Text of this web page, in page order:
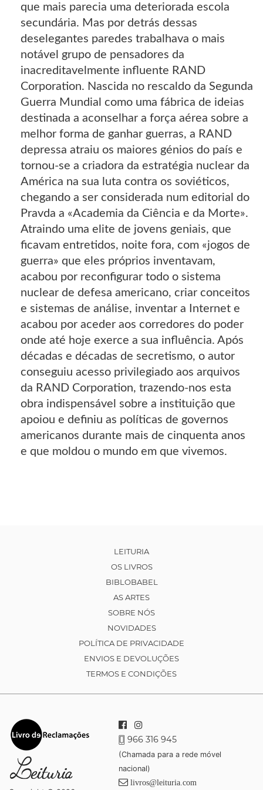
que mais parecia uma deteriorada escola
secundária. Mas por detrás dessas
deselegantes paredes trabalhava o mais
notável grupo de pensadores da
inacreditavelmente influente RAND
Corporation. Nascida no rescaldo da Segunda
Guerra Mundial como uma fábrica de ideias
destinada a aconselhar a força aérea sobre a
melhor forma de ganhar guerras, a RAND
depressa atraiu os maiores génios do país e
tornou-se a criadora da estratégia nuclear da
América na sua luta contra os soviéticos,
chegando a ser considerada num editorial do
Pravda a «Academia da Ciência e da Morte».
Atraindo uma elite de jovens geniais, que
ficavam entretidos, noite fora, com «jogos de
guerra» que eles próprios inventavam,
acabou por reconfigurar todo o sistema
nuclear de defesa americano, criar conceitos
e sistemas de análise, inventar a Internet e
acabou por aceder aos corredores do poder
onde até hoje exerce a sua influência. Após
décadas e décadas de secretismo, o autor
conseguiu acesso privilegiado aos arquivos
da RAND Corporation, trazendo-nos esta
obra indispensável sobre a instituição que
apoiou e definiu as políticas de governos
americanos durante mais de cinquenta anos
e que moldou o mundo em que vivemos.
LEITURIA
OS LIVROS
BIBLOBABEL
AS ARTES
SOBRE NÓS
NOVIDADES
POLÍTICA DE PRIVACIDADE
ENVIOS E DEVOLUÇÕES
TERMOS E CONDIÇÕES
966 316 945
(Chamada para a rede móvel
nacional)
livros@leituria.com